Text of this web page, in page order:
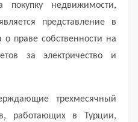
покупку недвижимости,
представление в
о праве собственности на
за электричество и
трехмесячный
работающих в Турции,